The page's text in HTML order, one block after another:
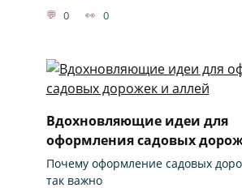
0 0
Вдохновляющие идеи для
оформления садовых
Почему оформление садовых
так важно